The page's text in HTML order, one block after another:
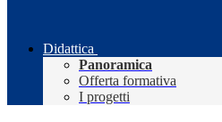
Didattica
Panoramica
Offerta formativa
I progetti